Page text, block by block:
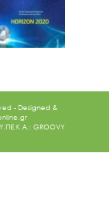
- Designed &
GROOVY